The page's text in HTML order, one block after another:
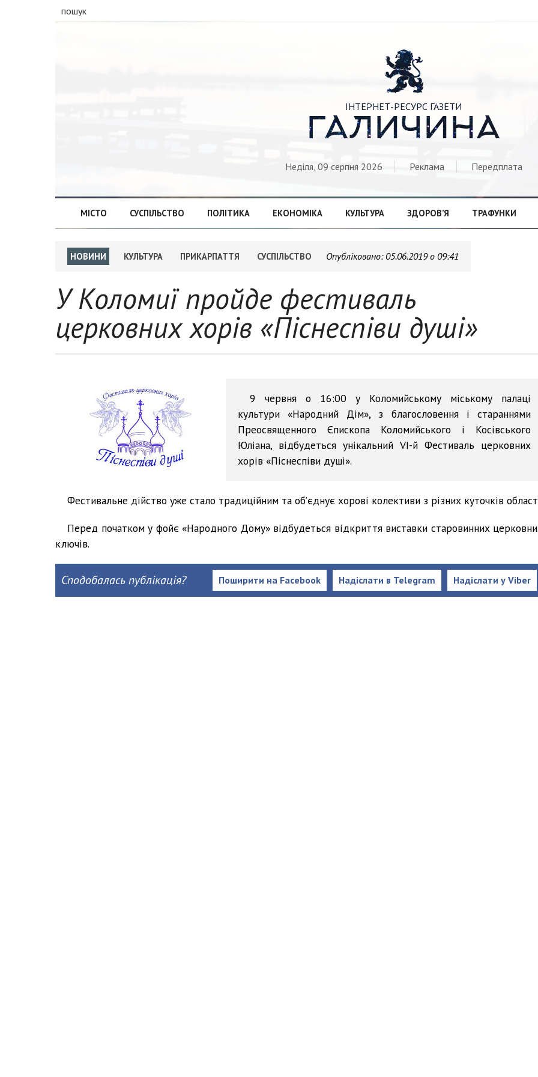
пошук

ІНТЕРНЕТ-РЕСУРС ГАЗЕТИ
ГАЛИЧИНА
Неділя, 09 серпня 2026 Реклама Передплата
МІСТО СУСПІЛЬСТВО ПОЛІТИКА ЕКОНОМІКА КУЛЬТУРА ЗДОРОВ’Я ТРАФУНКИ
НОВИНИ КУЛЬТУРА ПРИКАРПАТТЯ СУСПІЛЬСТВО Опубліковано: 05.06.2019 о 09:41
У Коломиї пройде фестиваль
церковних хорів «Піснеспіви душі»
9 червня о 16:00 у Коломийському міському палаці
культури «Народний Дім», з благословення і стараннями
Преосвященного Єпископа Коломийського і Косівського
Юліана, відбудеться унікальний VІ-й Фестиваль церковних
хорів «Піснеспіви душі».
Фестивальне дійство уже стало традиційним та об’єднує хорові колективи з різних куточків
Перед початком у фойє «Народного Дому» відбудеться відкриття виставки старовинних
ключів.
Сподобалась публікація? Надіслати у Viber
Надіслати в Telegram
Поширити на Facebook